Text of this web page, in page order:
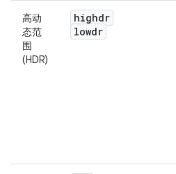
高动
态范
围
(HDR)
highdr
lowdr